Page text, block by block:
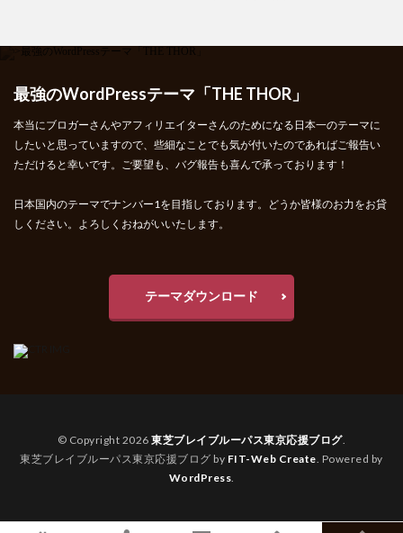
最強のWordPressテーマ「THE THOR」
本当にブロガーさんやアフィリエイターさんのためになる日本一のテーマに
したいと思っていますので、些細なことでも気が付いたのであればご報告い
ただけると幸いです。ご要望も、バグ報告も喜んで承っております！
日本国内のテーマでナンバー1を目指しております。どうか皆様のお力をお貸
しください。よろしくおねがいいたします。
テーマダウンロード
© Copyright 2026東芝ブレイブルーパス東京応援ブログ.
東芝ブレイブルーパス東京応援ブログ by FIT-Web Create. Powered by
WordPress.